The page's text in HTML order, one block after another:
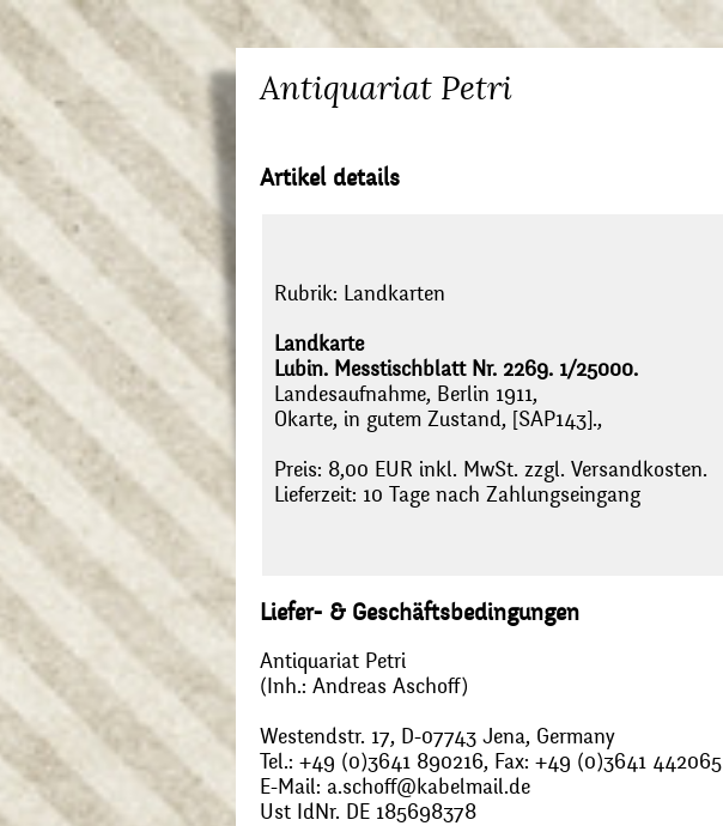
Antiquariat Petri
Artikel details
Rubrik: Landkarten
Landkarte
Lubin. Messtischblatt Nr. 2269. 1/25000.
Landesaufnahme, Berlin 1911,
Okarte, in gutem Zustand, [SAP143].,
Preis: 8,00 EUR inkl. MwSt. zzgl. Versandkosten.
Lieferzeit: 10 Tage nach Zahlungseingang
Liefer- & Geschäftsbedingungen
Antiquariat Petri
(Inh.: Andreas Aschoff)
Westendstr. 17, D-07743 Jena, Germany
Tel.: +49 (0)3641 890216, Fax: +49 (0)3641 442065
E-Mail: a.schoff@kabelmail.de
Ust IdNr. DE 185698378